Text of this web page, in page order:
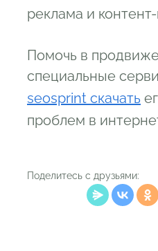
реклама и
Помочь в
специальные
seosprint скачать
проблем в
Поделитесь с друзьями: